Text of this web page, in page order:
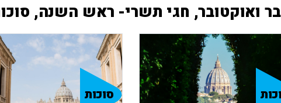
ואוקטובר, חגי תשרי- ראש השנה,
סוכות